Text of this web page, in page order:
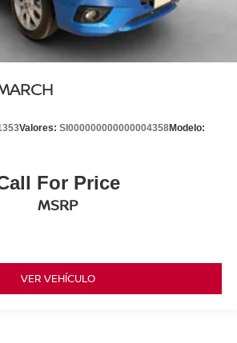
Valores: SI000000000000004358Modelo:
For Price
MSRP
VER VEHÍCULO